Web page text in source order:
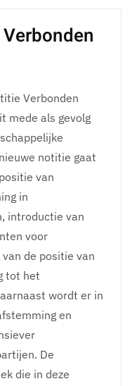
Verbonden
mede als gevolg
notitie gaat
van
in
introductie van
voor
de positie van
tot het
wordt er in
en
De
die in deze